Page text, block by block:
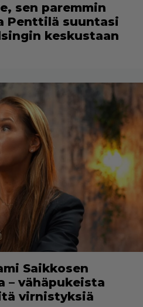
sen paremmin
Penttilä suuntasi
keskustaan
Saikkosen
– vähäpukeista
virnistyksiä